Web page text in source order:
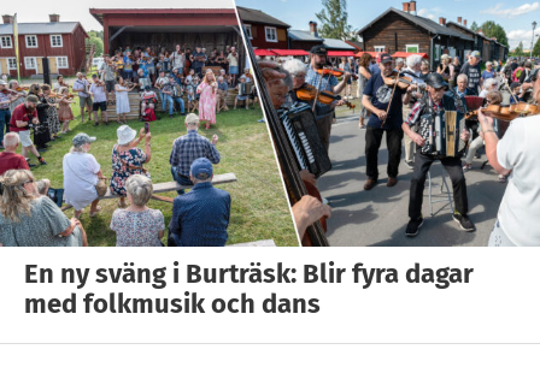
En ny sväng i Burträsk: Blir fyra dagar
med folkmusik och dans